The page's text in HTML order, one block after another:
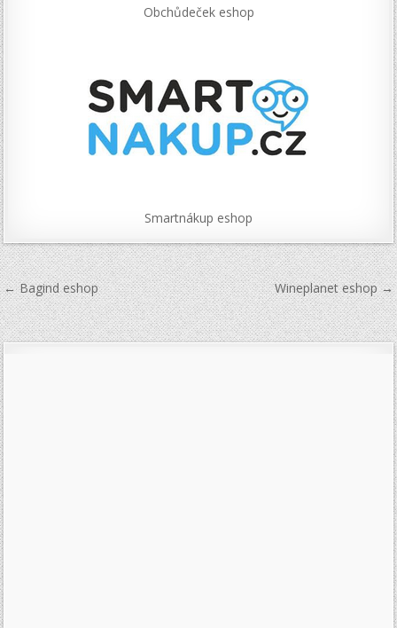
Obchůdeček eshop
Smartnákup eshop
Navigace
pro
příspěvek
← Bagind eshop Wineplanet eshop →